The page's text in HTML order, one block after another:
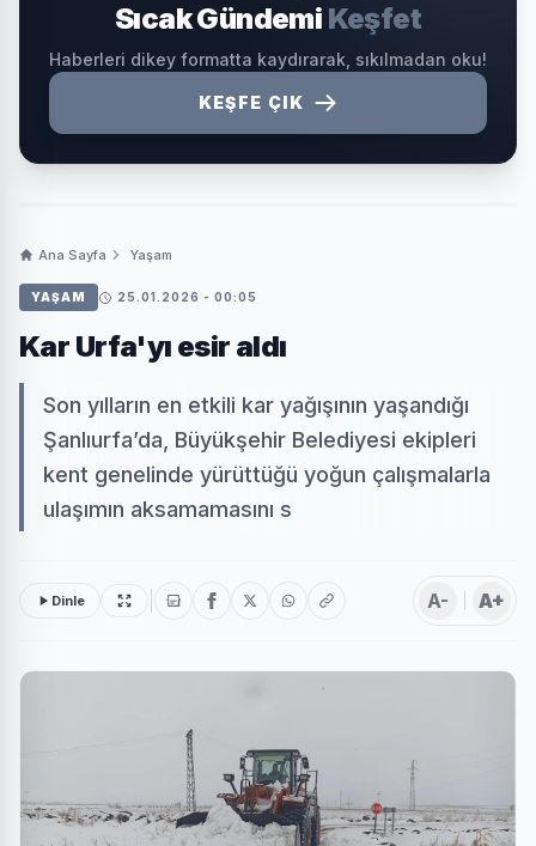
Sıcak Gündemi Keşfet
Haberleri dikey formatta kaydırarak, sıkılmadan oku!
KEŞFE ÇIK
Ana Sayfa Yaşam
YAŞAM 25.01.2026 - 00:05
Kar Urfa'yı esir aldı
Son yılların en etkili kar yağışının yaşandığı
Şanlıurfa’da, Büyükşehir Belediyesi ekipleri
kent genelinde yürüttüğü yoğun çalışmalarla
ulaşımın aksamamasını s
Dinle A- A+